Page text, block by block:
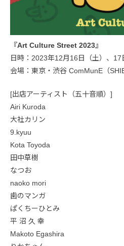
『Art Culture Street 2023』
日時：2023年12月16日（土）、
会場：東京・渋谷 ComMunE（
[出店アーティスト（五十音順）]
Airi Kuroda
大社カリン
9.kyuu
Kota Toyoda
田中草樹
なつお
naoko mori
⻭のマンガ
ぱくちーひとみ
平 沼 久 幸
Makoto Egashira